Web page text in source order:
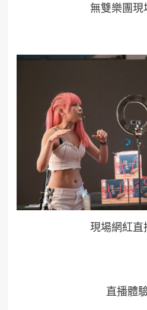
無雙樂團現
現場網紅直
直播體